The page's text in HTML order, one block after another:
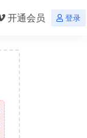
开通会员 登录